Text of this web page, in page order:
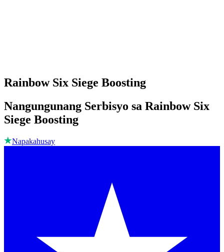
Rainbow Six Siege Boosting
Nangungunang Serbisyo sa Rainbow Six
Siege Boosting
Napakahusay